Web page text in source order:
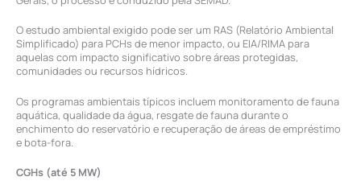
O estudo ambiental exigido pode ser um RAS (Relatório Ambiental
Simplificado) para PCHs de menor impacto, ou EIA/RIMA para
aquelas com impacto significativo sobre áreas protegidas,
comunidades ou recursos hídricos.
Os programas ambientais típicos incluem monitoramento de fauna
aquática, qualidade da água, resgate de fauna durante o
enchimento do reservatório e recuperação de áreas de empréstimo
e bota-fora.
CGHs (até 5 MW)